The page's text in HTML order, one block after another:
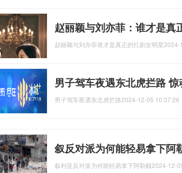
赵丽颖与刘亦菲：谁才是真
赵丽颖与刘亦菲谁才是真正的扛剧女明星2024-
男子驾车夜遇东北虎拦路
男子驾车夜遇东北虎拦路2024-12-05 10:37:26
叙反对派为何能轻易拿下阿
叙利亚反对派为何能轻易拿下阿勒颇2024-12-